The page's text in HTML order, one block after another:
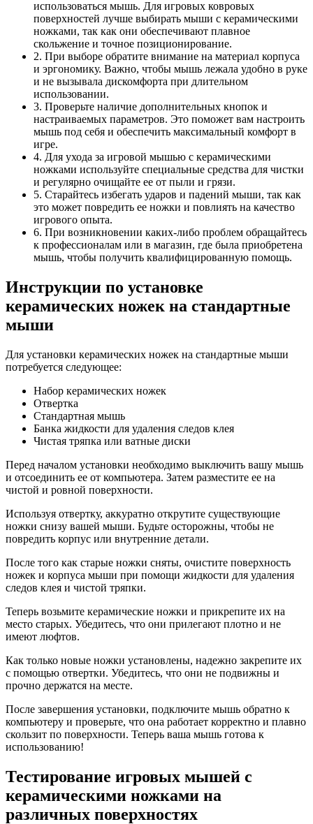
использоваться мышь. Для игровых ковровых
поверхностей лучше выбирать мыши с керамическими
ножками, так как они обеспечивают плавное
скольжение и точное позиционирование.
2. При выборе обратите внимание на материал корпуса
и эргономику. Важно, чтобы мышь лежала удобно в руке
и не вызывала дискомфорта при длительном
использовании.
3. Проверьте наличие дополнительных кнопок и
настраиваемых параметров. Это поможет вам настроить
мышь под себя и обеспечить максимальный комфорт в
игре.
4. Для ухода за игровой мышью с керамическими
ножками используйте специальные средства для чистки
и регулярно очищайте ее от пыли и грязи.
5. Старайтесь избегать ударов и падений мыши, так как
это может повредить ее ножки и повлиять на качество
игрового опыта.
6. При возникновении каких-либо проблем обращайтесь
к профессионалам или в магазин, где была приобретена
мышь, чтобы получить квалифицированную помощь.
Инструкции по установке
керамических ножек на стандартные
мыши
Для установки керамических ножек на стандартные мыши
потребуется следующее:
Набор керамических ножек
Отвертка
Стандартная мышь
Банка жидкости для удаления следов клея
Чистая тряпка или ватные диски
Перед началом установки необходимо выключить вашу мышь
и отсоединить ее от компьютера. Затем разместите ее на
чистой и ровной поверхности.
Используя отвертку, аккуратно открутите существующие
ножки снизу вашей мыши. Будьте осторожны, чтобы не
повредить корпус или внутренние детали.
После того как старые ножки сняты, очистите поверхность
ножек и корпуса мыши при помощи жидкости для удаления
следов клея и чистой тряпки.
Теперь возьмите керамические ножки и прикрепите их на
место старых. Убедитесь, что они прилегают плотно и не
имеют люфтов.
Как только новые ножки установлены, надежно закрепите их
с помощью отвертки. Убедитесь, что они не подвижны и
прочно держатся на месте.
После завершения установки, подключите мышь обратно к
компьютеру и проверьте, что она работает корректно и плавно
скользит по поверхности. Теперь ваша мышь готова к
использованию!
Тестирование игровых мышей с
керамическими ножками на
различных поверхностях